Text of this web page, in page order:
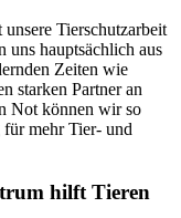
Tierschutzarbeit
uns hauptsächlich aus
Zeiten wie
starken Partner an
Not können wir so
mehr Tier- und
hilft Tieren